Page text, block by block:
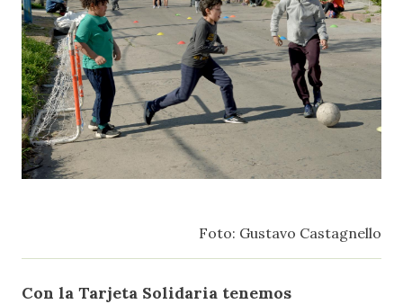
Foto: Gustavo Castagnello
Con la Tarjeta Solidaria tenemos